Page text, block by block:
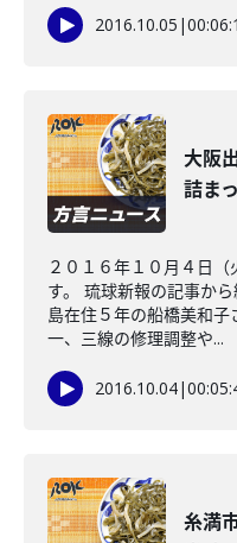
2016.10.05 |
大阪
詰ま
２０１６年１０月４日
す。 琉球新報の記事か
島在住５年の船橋美和
一、三線の修理調整や...
2016.10.04|
糸満